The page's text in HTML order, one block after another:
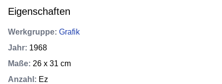
Eigenschaften
Werkgruppe: Grafik
Jahr: 1968
Maße: 26 x 31 cm
Anzahl : Ez